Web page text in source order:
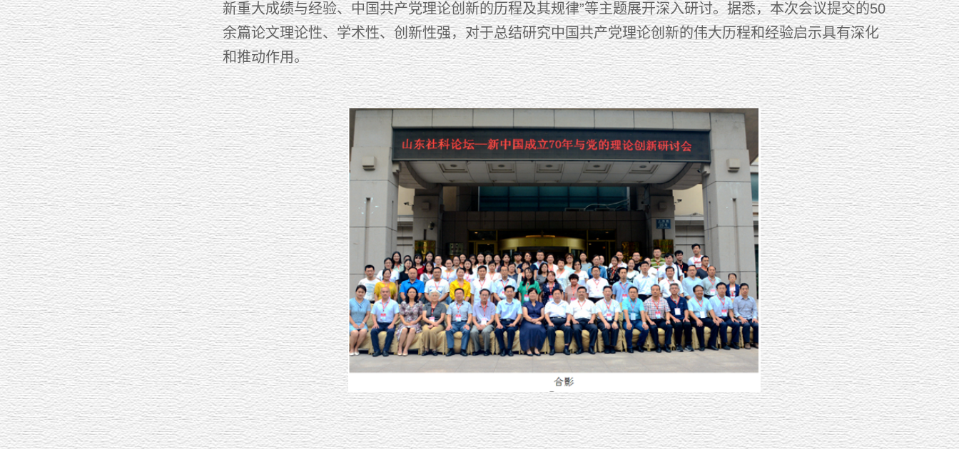
新重大成绩与经验、中国共产党理论创新的历程及其规律”等主题展开深入研讨。据悉，本次会议提交的50
余篇论文理论性、学术性、创新性强，对于总结研究中国共产党理论创新的伟大历程和经验启示具有深化
和推动作用。